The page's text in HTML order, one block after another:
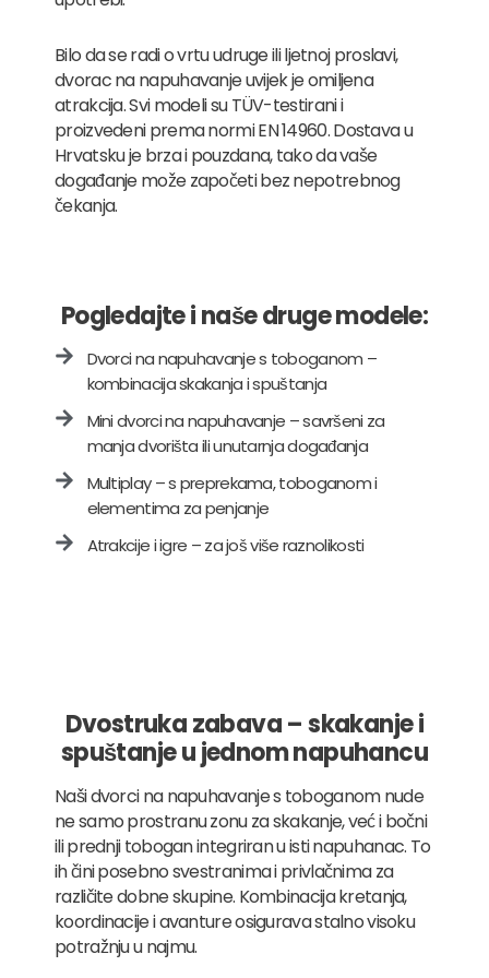
Bilo da se radi o vrtu udruge ili ljetnoj proslavi,
dvorac na napuhavanje uvijek je omiljena
atrakcija. Svi modeli su TÜV-testirani i
proizvedeni prema normi EN 14960. Dostava u
Hrvatsku je brza i pouzdana, tako da vaše
događanje može započeti bez nepotrebnog
čekanja.
Pogledajte i naše druge modele:
Dvorci na napuhavanje s toboganom –
kombinacija skakanja i spuštanja
Mini dvorci na napuhavanje – savršeni za
manja dvorišta ili unutarnja događanja
Multiplay – s preprekama, toboganom i
elementima za penjanje
Atrakcije i igre – za još više raznolikosti
Dvostruka zabava – skakanje i
spuštanje u jednom napuhancu
Naši dvorci na napuhavanje s toboganom nude
ne samo prostranu zonu za skakanje, već i bočni
ili prednji tobogan integriran u isti napuhanac. To
ih čini posebno svestranima i privlačnima za
različite dobne skupine. Kombinacija kretanja,
koordinacije i avanture osigurava stalno visoku
potražnju u najmu.